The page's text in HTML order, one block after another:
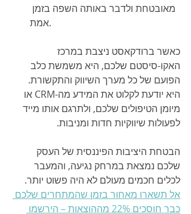
מאובטחת ולדבר באותה השפה בזמן
אמת.
כאשר ברודקאסט ניצבת במרכז
האקו-סיסטם שלכם, היא משמשת כלב
הפועם של כל מערך השיווק והתקשורת.
היא יודעת לקלוט את המידע מה-CRM או
מיומן הטיפולים שלכם, ולתרגם אותו מייד
לפעולות שיווקיות חדות ומניבות.
הבטחת היציבות הפיננסית של העסק
שלכם נמצאת במרחק נגיעה, והמעבר
לכלים חכמים מעולם לא היה פשוט יותר.
אל תשארו מאחור בזמן שהמתחרים שלכם
כבר חוסכים 22% מההוצאות – הירשמו